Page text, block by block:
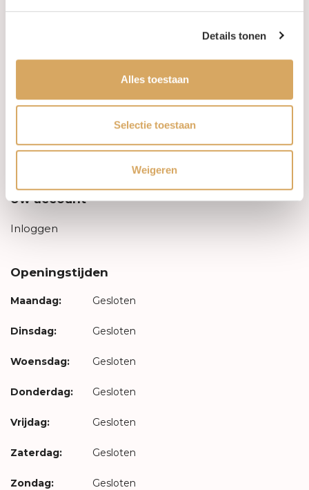
Details tonen
Alles toestaan
Selectie toestaan
Weigeren
Leveringsvoorwaarden
Privacy Policy
Uw account
Inloggen
Openingstijden
Maandag: Gesloten
Dinsdag: Gesloten
Woensdag: Gesloten
Donderdag: Gesloten
Vrijdag: Gesloten
Zaterdag: Gesloten
Zondag: Gesloten